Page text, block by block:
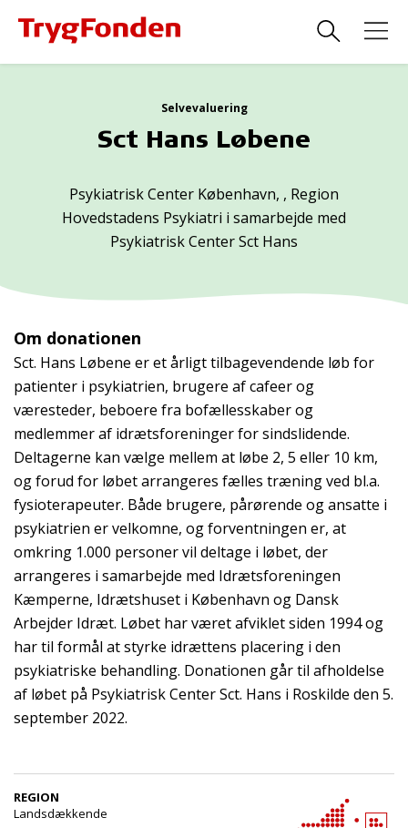
Selvevaluering
Sct Hans Løbene
Psykiatrisk Center København, , Region
Hovedstadens Psykiatri i samarbejde med
Psykiatrisk Center Sct Hans
Om donationen
Sct. Hans Løbene er et årligt tilbagevendende løb for
patienter i psykiatrien, brugere af cafeer og
væresteder, beboere fra bofællesskaber og
medlemmer af idrætsforeninger for sindslidende.
Deltagerne kan vælge mellem at løbe 2, 5 eller 10 km,
og forud for løbet arrangeres fælles træning ved bl.a.
fysioterapeuter. Både brugere, pårørende og ansatte i
psykiatrien er velkomne, og forventningen er, at
omkring 1.000 personer vil deltage i løbet, der
arrangeres i samarbejde med Idrætsforeningen
Kæmperne, Idrætshuset i København og Dansk
Arbejder Idræt. Løbet har været afviklet siden 1994 og
har til formål at styrke idrættens placering i den
psykiatriske behandling. Donationen går til afholdelse
af løbet på Psykiatrisk Center Sct. Hans i Roskilde den 5.
september 2022.
REGION
Landsdækkende